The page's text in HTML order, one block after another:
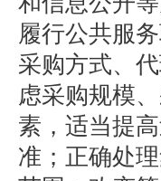
履行公共服
采购方式、
虑采购规模
素，适当提
准；正确处